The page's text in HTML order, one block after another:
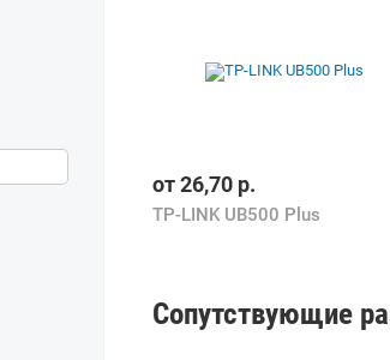
от26,70 р.
TP-LINK UB500 Plus
Сопутствующие